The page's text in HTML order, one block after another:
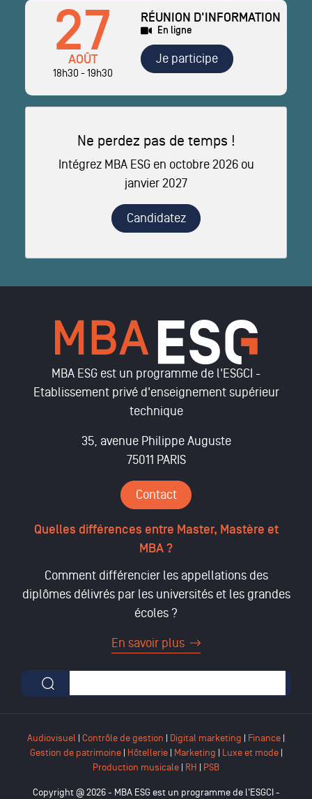
27
AOÛT
18h30 - 19h30
RÉUNION D'INFORMATION
En ligne
Je participe
Ne perdez pas de temps !
Intégrez MBA ESG en octobre 2026 ou
janvier 2027
Candidatez
MBA ESG est un programme de l'ESGCI -
Etablissement privé d'enseignement supérieur
technique
35, avenue Philippe Auguste
75011 PARIS
Contact
Quelles différences entre Master, Mastère et
MBA ?
Comment différencier les appellations des
diplômes délivrés par les universités et les grandes
écoles ?
En savoir plus
Formulaire de recherche
Audiovisuel | Contrôle de gestion | Digital marketing | Finance |
Gestion de patrimoine| Hôtellerie| Marketing | Luxe et mode|
Production musicale | RH | PSB
Copyright @ 2026 - MBA ESG est un programme de l'ESGCI -